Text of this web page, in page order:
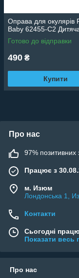
Оправа для окулярів
Baby 62455-C2
Готово до відправки
490 ₴
Купити
Про нас
97% позитивних
Працює з
м. Изюм
Лондонська 1,
Контакти
Сьогодні
Показати весь
Про нас